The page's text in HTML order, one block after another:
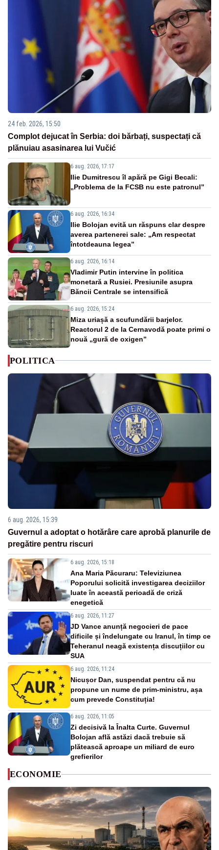
24 feb. 2026, 15:50
Complot dejucat în Serbia: doi bărbați, suspectați că
plănuiau asasinarea lui Vučić
6 aug. 2026, 17:17
Ilie Dumitrescu îl apără pe Gigi Becali:
„Problema de la FCSB nu este patronul”
6 aug. 2026, 16:34
Ilie Bolojan evită un răspuns clar despre
averea partenerei sale: „Am respectat
întotdeauna legea”
6 aug. 2026, 16:14
Vladimir Putin intervine în politica
monetară a Rusiei. Presiunile asupra
Băncii Centrale se intensifică
6 aug. 2026, 15:24
Miza uriașă a scufundării barjelor.
Reactorul 2 de la Cernavodă poate primi o
nouă „gură de oxigen”
POLITICA
6 aug. 2026, 15:39
Guvernul a adoptat o hotărâre care aprobă planurile de
pregătire pentru riscuri
6 aug. 2026, 15:18
Ana Maria Păcuraru: Televiziunea
Poporului solicită investigarea deciziilor
luate în această perioadă de criză
enegetică
6 aug. 2026, 11:27
JD Vance anunță negocieri de pace
dificile și îndelungate cu Iranul, în timp ce
Teheranul neagă existența discuțiilor cu
SUA
6 aug. 2026, 11:24
Nicușor Dan, suspendat pentru că nu
propune un nume de prim-ministru, așa
cum prevede Constituția!
6 aug. 2026, 11:05
Zi decisivă la Înalta Curte. Guvernul
Bolojan află astăzi dacă trebuie să
plătească aproape un miliard de euro
grefierilor
ECONOMIE